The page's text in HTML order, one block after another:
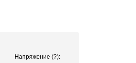
Напряжение(?):